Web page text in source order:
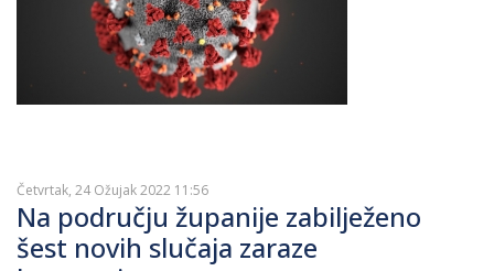
Četvrtak, 24 Ožujak 2022 11:56
Na području županije zabilježeno
šest novih slučaja zaraze